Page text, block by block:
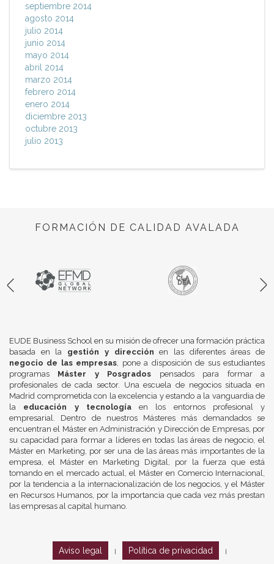
septiembre 2014
agosto 2014
julio 2014
junio 2014
mayo 2014
abril 2014
marzo 2014
febrero 2014
enero 2014
diciembre 2013
octubre 2013
julio 2013
FORMACIÓN DE CALIDAD AVALADA
EUDE Business School en su misión de ofrecer una formación práctica
basada en la gestión y dirección en las diferentes áreas de
negocio de las empresas, pone a disposición de sus estudiantes
programas Máster y Posgrados pensados para formar a
profesionales de cada sector. Una escuela de negocios situada en
Madrid comprometida con la excelencia y estando a la vanguardia de
la educación y tecnologíaen los entornos profesional y
empresarial. Dentro de nuestros Másteres más demandados se
encuentran el Máster en Administración y Dirección de Empresas, por
su capacidad para formar a líderes en todas las áreas de negocio, el
Máster en Marketing, por ser una de las áreas más importantes de la
empresa, el Máster en Marketing Digital, por la fuerza que está
tomando en el mercado actual, el Máster en Comercio Internacional,
por la tendencia a la internacionalización de los negocios, y el Máster
en Recursos Humanos, por la importancia que cada vez más prestan
las empresas al capital humano.
Aviso legal Política de privacidad